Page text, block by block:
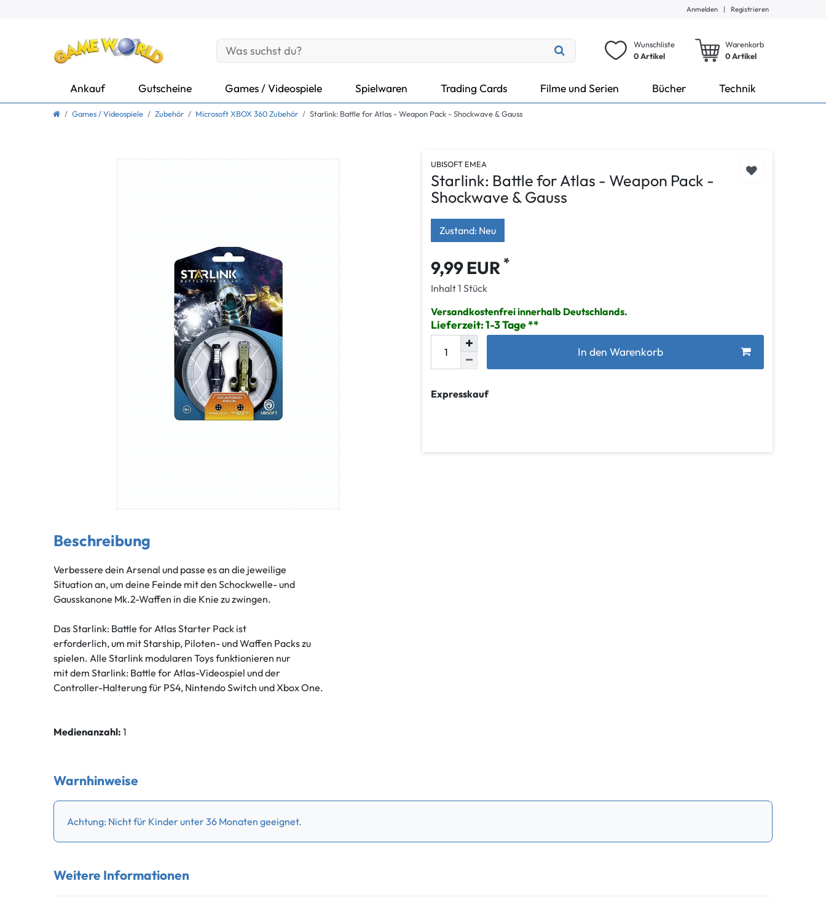
Anmelden | Registrieren
Wunschliste
0 Artikel
Warenkorb
0Artikel
Ankauf Gutscheine Games / Videospiele Spielwaren Trading Cards Filme und Serien Bücher Technik
Games / Videospiele Zubehör Microsoft XBOX 360 Zubehör Starlink: Battle for Atlas - Weapon Pack - Shockwave & Gauss
UBISOFT EMEA
Starlink: Battle for Atlas - Weapon Pack -
Shockwave & Gauss
Zustand: Neu
9,99 EUR *
Inhalt1 Stück
Versandkostenfrei innerhalb Deutschlands.
Lieferzeit: 1-3 Tage
In den Warenkorb
Expresskauf
Beschreibung
Verbessere dein Arsenal und passe es an die jeweilige
Situation an, um deine Feinde mit den Schockwelle- und
Gausskanone Mk.2-Waffen in die Knie zu zwingen.
Das Starlink: Battle for Atlas Starter Pack ist
erforderlich, um mit Starship, Piloten- und Waffen Packs zu
spielen. Alle Starlink modularen Toys funktionieren nur
mit dem Starlink: Battle for Atlas-Videospiel und der
Controller-Halterung für PS4, Nintendo Switch und Xbox One.
Medienanzahl: 1
Warnhinweise
Achtung: Nicht für Kinder unter 36 Monaten geeignet.
Weitere Informationen